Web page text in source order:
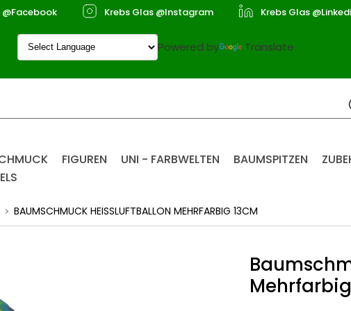
@Facebook Krebs Glas @Instagram Krebs Glas
Powered by Translate
FIGUREN UNI - FARBWELTEN BAUMSPITZEN
BAUMSCHMUCK HEISSLUFTBALLON MEHRFARBIG 13CM